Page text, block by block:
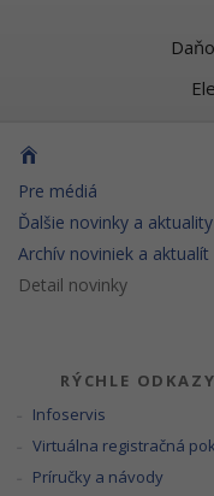
Pre médiá
Ďalšie novinky a aktuality
Archív noviniek a aktualít
Detail novinky
RÝCHLE ODKAZY
Infoservis
Virtuálna registračná
Príručky a návody